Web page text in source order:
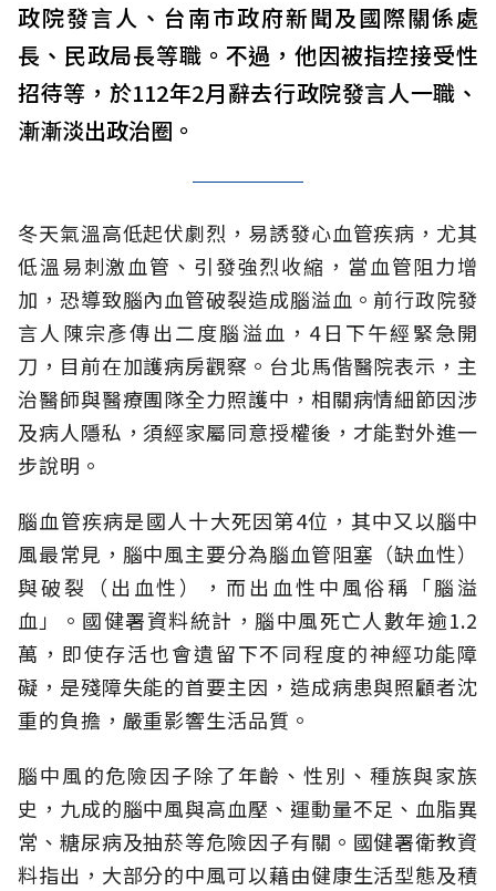
政院發言人、台南市政府新聞及國際關係處
長、民政局長等職。不過，他因被指控接受性
招待等，於112年2月辭去行政院發言人一職、
漸漸淡出政治圈。
冬天氣溫高低起伏劇烈，易誘發心血管疾病，尤其
低溫易刺激血管、引發強烈收縮，當血管阻力增
加，恐導致腦內血管破裂造成腦溢血。前行政院發
言人陳宗彥傳出二度腦溢血，4日下午經緊急開
刀，目前在加護病房觀察。台北馬偕醫院表示，主
治醫師與醫療團隊全力照護中，相關病情細節因涉
及病人隱私，須經家屬同意授權後，才能對外進一
步說明。
腦血管疾病是國人十大死因第4位，其中又以腦中
風最常見，腦中風主要分為腦血管阻塞（缺血性）
與破裂（出血性），而出血性中風俗稱「腦溢
血」。國健署資料統計，腦中風死亡人數年逾1.2
萬，即使存活也會遺留下不同程度的神經功能障
礙，是殘障失能的首要主因，造成病患與照顧者沈
重的負擔，嚴重影響生活品質。
腦中風的危險因子除了年齡、性別、種族與家族
史，九成的腦中風與高血壓、運動量不足、血脂異
常、糖尿病及抽菸等危險因子有關。國健署衛教資
料指出，大部分的中風可以藉由健康生活型態及積